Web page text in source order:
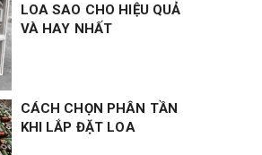
LOA SAO CHO HIỆU QUẢ
VÀ HAY NHẤT
CÁCH CHỌN PHÂN TẦN
KHI LẮP ĐẶT LOA